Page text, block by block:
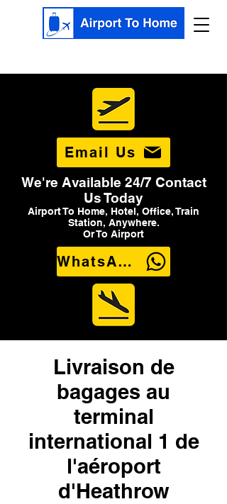
Email Us
We're Available 24/7 Contact
Us Today
Airport To Home, Hotel, Office, Train
Station, Anywhere.
Or To Airport
WhatsApp Us
Livraison de
bagages au
terminal
international 1 de
l'aéroport
d'Heathrow